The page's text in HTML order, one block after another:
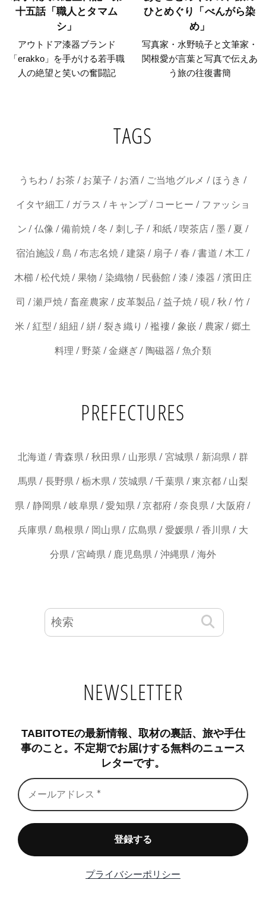
十五話「職人とタマム
シ」
アウトドア漆器ブランド
「erakko」を手がける若手職
人の絶望と笑いの奮闘記
ひとめぐり「べんがら染
め」
写真家・水野暁子と文筆家・
関根愛が言葉と写真で伝えあ
う旅の往復書簡
TAGS
うちわ / お茶 / お菓子 / お酒/ ご当地グルメ / ほうき /
イタヤ細工 / ガラス / キャンプ/ コーヒー / ファッショ
ン / 仏像 /備前焼 /冬 / 刺し子 / 和紙 /喫茶店 /墨 / 夏 /
宿泊施設 /島 /布志名焼 / 建築 / 扇子 / 春 /書道 / 木工 /
木櫛 /松代焼 /果物 / 染織物 / 民藝館 / 漆 / 漆器 /濱田庄
司 /瀬戸焼 /畜産農家 / 皮革製品 / 益子焼 / 硯/ 秋 /竹 /
米 / 紅型 /組紐 / 絣/裂き織り /襤褸/ 象嵌 / 農家 /郷土
料理 / 野菜 /金継ぎ/ 陶磁器 /魚介類
PREFECTURES
北海道 / 青森県/ 秋田県/ 山形県 / 宮城県 / 新潟県 / 群
馬県 / 長野県 / 栃木県 / 茨城県 /千葉県 /東京都 / 山梨
県 / 静岡県 /岐阜県 /愛知県 /京都府 /奈良県 / 大阪府/
兵庫県/ 島根県/ 岡山県/ 広島県 / 愛媛県 / 香川県 / 大
分県 /宮崎県 / 鹿児島県 / 沖縄県 / 海外
NEWSLETTER